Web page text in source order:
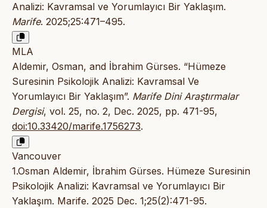
Analizi: Kavramsal ve Yorumlayıcı Bir Yaklaşım.
Marife. 2025;25:471–495.
MLA
Aldemir, Osman, and İbrahim Gürses. “Hümeze
Suresinin Psikolojik Analizi: Kavramsal Ve
Yorumlayıcı Bir Yaklaşım”. Marife Dini Araştırmalar
Dergisi, vol. 25, no. 2, Dec. 2025, pp. 471-95,
doi:10.33420/marife.1756273.
Vancouver
1.Osman Aldemir, İbrahim Gürses. Hümeze Suresinin
Psikolojik Analizi: Kavramsal ve Yorumlayıcı Bir
Yaklaşım. Marife. 2025 Dec. 1;25(2):471-95.